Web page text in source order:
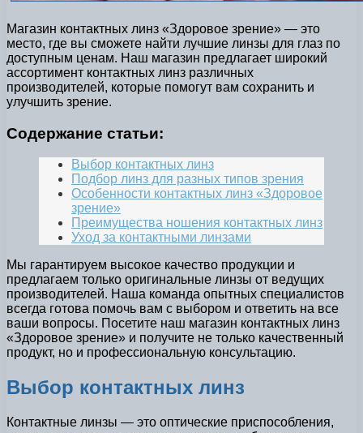
Магазин контактных линз «Здоровое зрение» — это
место, где вы сможете найти лучшие линзы для глаз по
доступным ценам. Наш магазин предлагает широкий
ассортимент контактных линз различных
производителей, которые помогут вам сохранить и
улучшить зрение.
Содержание статьи:
Выбор контактных линз
Подбор линз для разных типов зрения
Особенности контактных линз «Здоровое
зрение»
Преимущества ношения контактных линз
Уход за контактными линзами
Мы гарантируем высокое качество продукции и
предлагаем только оригинальные линзы от ведущих
производителей. Наша команда опытных специалистов
всегда готова помочь вам с выбором и ответить на все
ваши вопросы. Посетите наш магазин контактных линз
«Здоровое зрение» и получите не только качественный
продукт, но и профессиональную консультацию.
Выбор контактных линз
Контактные линзы — это оптические приспособления,